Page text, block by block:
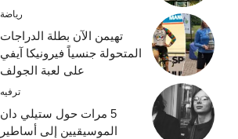
رياضة
تهيمن الآن بطلة الدراجات
المتحولة جنسياً فيرونيكا آيفي
على لعبة الجولف
ترفيه
5 مرات حول ستيلي دان
الموسيقيين إلى أساطير